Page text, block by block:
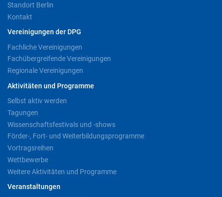
Standort Berlin
Kontakt
Vereinigungen der DPG
Fachliche Vereinigungen
Fachübergreifende Vereinigungen
Regionale Vereinigungen
Aktivitäten und Programme
Selbst aktiv werden
Tagungen
Wissenschaftsfestivals und -shows
Förder-, Fort- und Weiterbildungsprogramme
Vortragsreihen
Wettbewerbe
Weitere Aktivitäten und Programme
Veranstaltungen